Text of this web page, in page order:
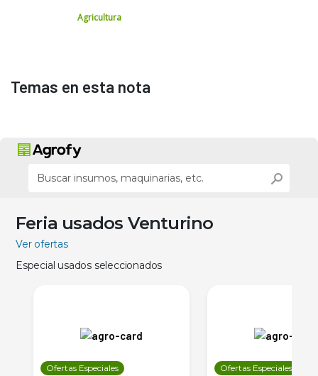
Agricultura
Temas en esta nota
Feria usados Venturino
Ver ofertas
Especial usados seleccionados
Ofertas Especiales Ofertas Especiales